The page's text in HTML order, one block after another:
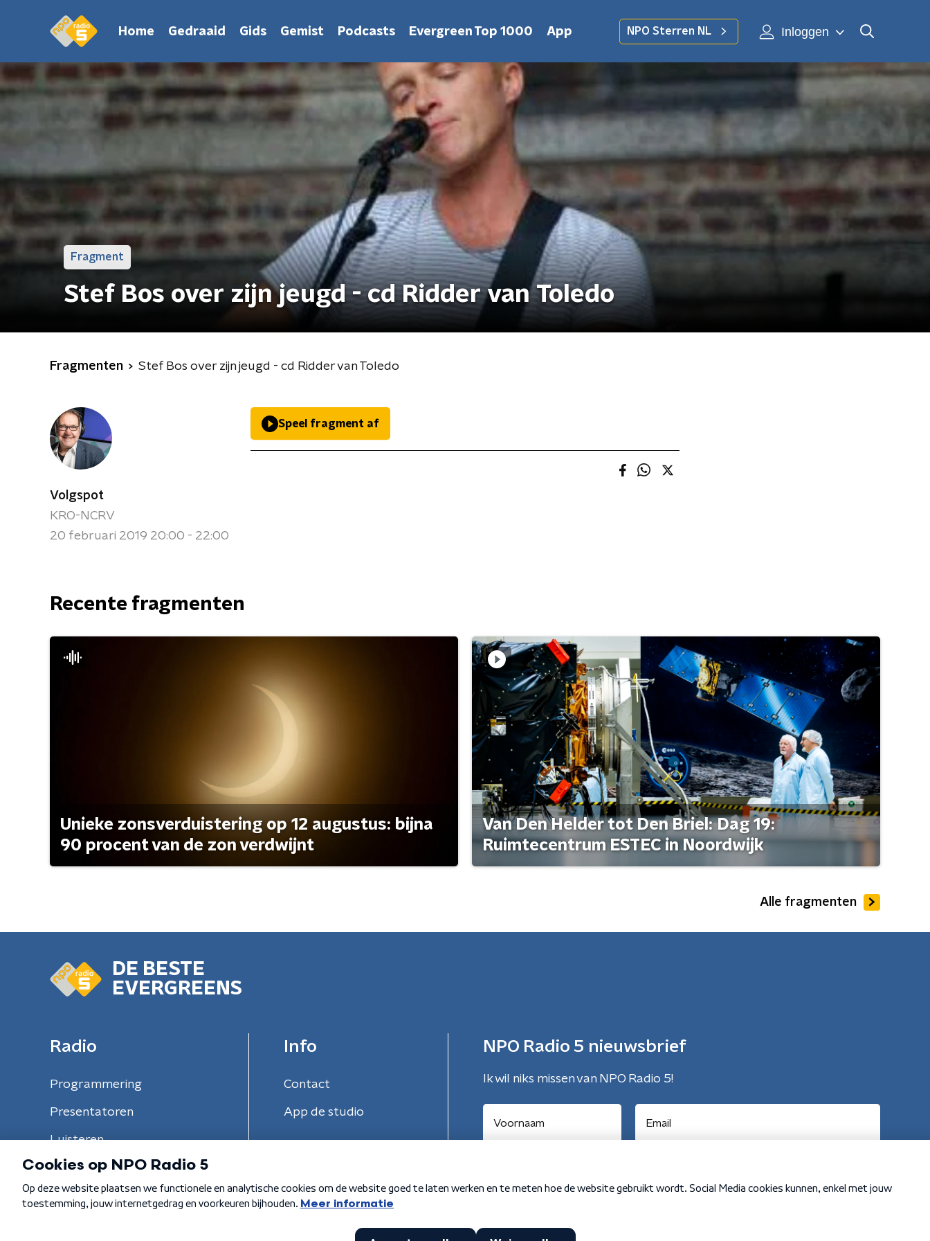
Home Gedraaid Gids Gemist Podcasts Evergreen Top 1000 App NPO Sterren NL Inloggen
Fragment
Stef Bos over zijn jeugd - cd Ridder van Toledo
Fragmenten Stef Bos over zijn jeugd - cd Ridder van Toledo
Volgspot
KRO-NCRV
20 februari 2019 20:00 - 22:00
Speel fragment af
Recente fragmenten
Unieke zonsverduistering op 12 augustus: bijna
90 procent van de zon verdwijnt
Van Den Helder tot Den Briel: Dag 19:
Ruimtecentrum ESTEC in Noordwijk
Alle fragmenten
DE BESTE
EVERGREENS
Radio
Programmering
Presentatoren
Luisteren
Info
Contact
App de studio
NPO Radio 5 nieuwsbrief
Ik wil niks missen van NPO Radio 5!
Algemene voorwaarden Privacybeleid